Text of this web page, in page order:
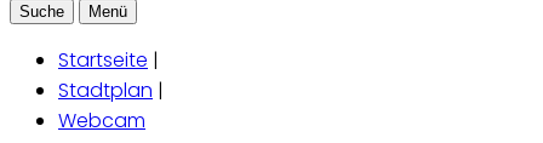
Suche Menü
Startseite |
Stadtplan |
Webcam